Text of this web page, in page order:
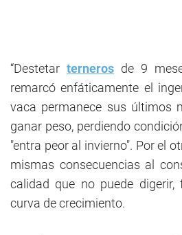
“Destetar terneros de 9
remarcó enfáticamente el
vaca permanece sus últimos
ganar peso, perdiendo
"entra peor al invierno". Por el
mismas consecuencias al
calidad que no puede digerir,
curva de crecimiento.